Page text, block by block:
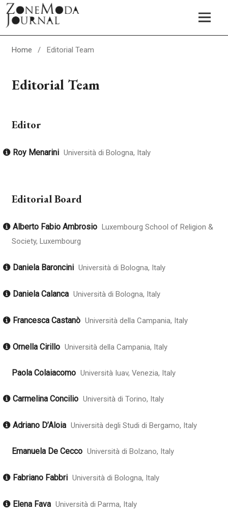
Home / Editorial Team
Editorial Team
Editor
Roy Menarini Università di Bologna, Italy
Editorial Board
Alberto Fabio Ambrosio Luxembourg School of Religion &
Society, Luxembourg
Daniela Baroncini Università di Bologna, Italy
Daniela Calanca Università di Bologna, Italy
Francesca Castanò Università della Campania, Italy
Ornella Cirillo Università della Campania, Italy
Paola Colaiacomo Università Iuav, Venezia, Italy
Carmelina Concilio Università di Torino, Italy
Adriano D’Aloia Università degli Studi di Bergamo, Italy
Emanuela De Cecco Università di Bolzano, Italy
Fabriano Fabbri Università di Bologna, Italy
Elena Fava Università di Parma, Italy